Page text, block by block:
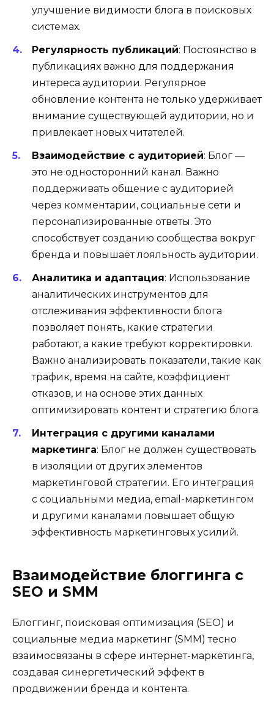
улучшение видимости блога в поисковых
системах.
Регулярность публикаций: Постоянство в
публикациях важно для поддержания
интереса аудитории. Регулярное
обновление контента не только удерживает
внимание существующей аудитории, но и
привлекает новых читателей.
Взаимодействие с аудиторией: Блог —
это не односторонний канал. Важно
поддерживать общение с аудиторией
через комментарии, социальные сети и
персонализированные ответы. Это
способствует созданию сообщества вокруг
бренда и повышает лояльность аудитории.
Аналитика и адаптация: Использование
аналитических инструментов для
отслеживания эффективности блога
позволяет понять, какие стратегии
работают, а какие требуют корректировки.
Важно анализировать показатели, такие как
трафик, время на сайте, коэффициент
отказов, и на основе этих данных
оптимизировать контент и стратегию блога.
Интеграция с другими каналами
маркетинга: Блог не должен существовать
в изоляции от других элементов
маркетинговой стратегии. Его интеграция
с социальными медиа, email-маркетингом
и другими каналами повышает общую
эффективность маркетинговых усилий.
Взаимодействие блоггинга с
SEO и SMM
Блоггинг, поисковая оптимизация (SEO) и
социальные медиа маркетинг (SMM) тесно
взаимосвязаны в сфере интернет-маркетинга,
создавая синергетический эффект в
продвижении бренда и контента.